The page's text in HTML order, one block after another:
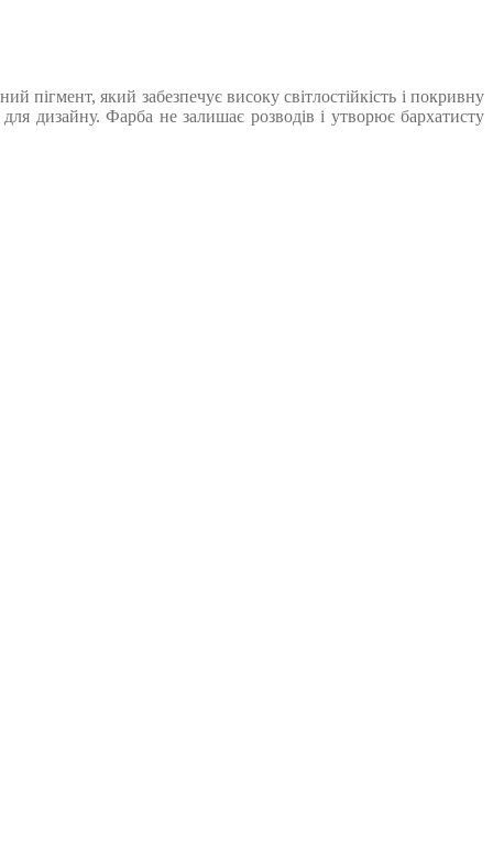
пігмент, який забезпечує високу світлостійкість і покривну
дизайну. Фарба не залишає розводів і утворює бархатисту